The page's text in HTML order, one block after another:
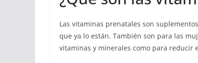
Las vitaminas prenatales son
que ya lo están. También son para las
vitaminas y minerales como para reducir